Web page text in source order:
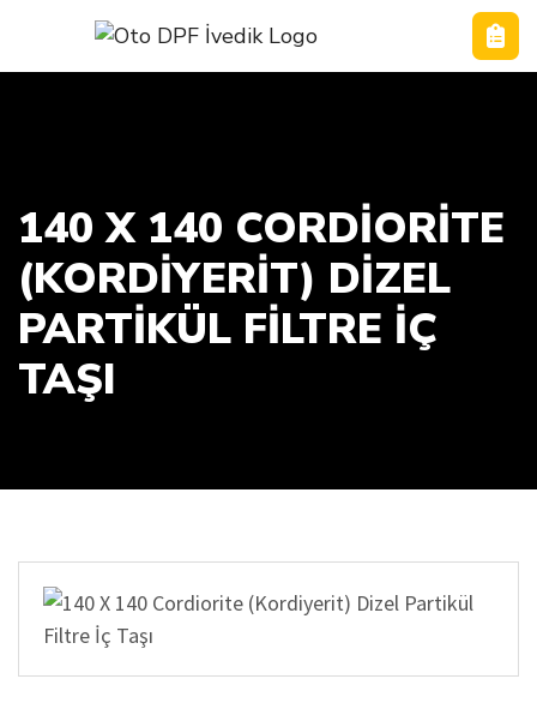
140 X 140 CORDIORITE
(KORDIYERIT) DIZEL
PARTIKÜL FILTRE İÇ
TAŞI